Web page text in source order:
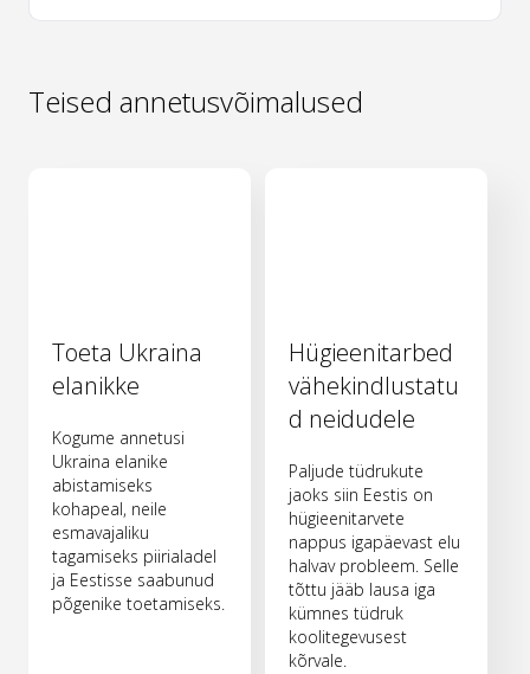
Teised annetusvõimalused
Toeta Ukraina
elanikke
Kogume annetusi
Ukraina elanike
abistamiseks
kohapeal, neile
esmavajaliku
tagamiseks piirialadel
ja Eestisse saabunud
põgenike toetamiseks.
Hügieenitarbed
vähekindlustatu
d neidudele
Paljude tüdrukute
jaoks siin Eestis on
hügieenitarvete
nappus igapäevast elu
halvav probleem. Selle
tõttu jääb lausa iga
kümnes tüdruk
koolitegevusest
kõrvale.